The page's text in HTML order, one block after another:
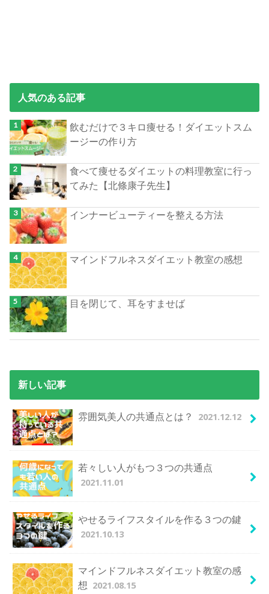
人気のある記事
飲むだけで３キロ痩せる！ダイエットスム
ージーの作り方
食べて痩せるダイエットの料理教室に行っ
てみた【北條康子先生】
インナービューティーを整える方法
マインドフルネスダイエット教室の感想
目を閉じて、耳をすませば
新しい記事
雰囲気美人の共通点とは？ 2021.12.12
若々しい人がもつ３つの共通点
2021.11.01
やせるライフスタイルを作る３つの鍵
2021.10.13
マインドフルネスダイエット教室の感
想 2021.08.15